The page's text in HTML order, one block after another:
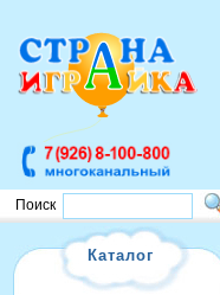
Поиск
Каталог